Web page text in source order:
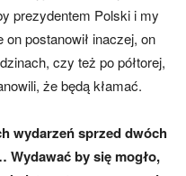
prezydentem Polski i my
postanowił inaczej, on
czy też po półtorej,
że będą kłamać.
wydarzeń sprzed dwóch
by się mogło,